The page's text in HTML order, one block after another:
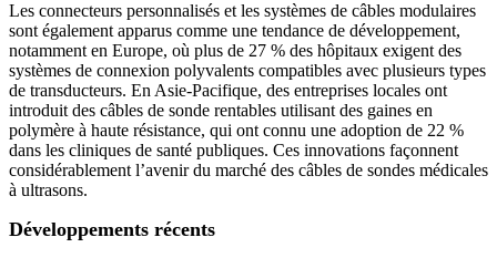
Les connecteurs personnalisés et les systèmes de câbles modulaires
sont également apparus comme une tendance de développement,
notamment en Europe, où plus de 27 % des hôpitaux exigent des
systèmes de connexion polyvalents compatibles avec plusieurs types
de transducteurs. En Asie-Pacifique, des entreprises locales ont
introduit des câbles de sonde rentables utilisant des gaines en
polymère à haute résistance, qui ont connu une adoption de 22 %
dans les cliniques de santé publiques. Ces innovations façonnent
considérablement l’avenir du marché des câbles de sondes médicales
à ultrasons.
Développements récents